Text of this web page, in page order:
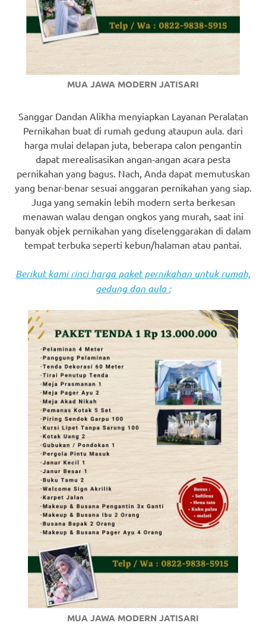
MUA JAWA MODERN JATISARI
Sanggar Dandan Alikha menyiapkan Layanan Peralatan
Pernikahan buat di rumah gedung ataupun aula. dari
harga mulai delapan juta, beberapa calon pengantin
dapat merealisasikan angan-angan acara pesta
pernikahan yang bagus. Nach, Anda dapat memutuskan
yang benar-benar sesuai anggaran pernikahan yang siap.
Juga yang semakin lebih modern serta berkesan
menawan walau dengan ongkos yang murah, saat ini
banyak objek pernikahan yang diselenggarakan di dalam
tempat terbuka seperti kebun/halaman atau pantai.
Berikut kami rinci harga paket pernikahan untuk rumah,
gedung dan aula :
MUA JAWA MODERN JATISARI